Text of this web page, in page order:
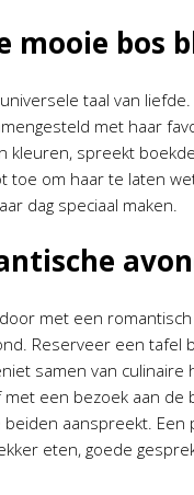
mooie bos
taal van
met haar
kleuren, spreekt
toe om haar te laten
dag speciaal maken.
met een
Reserveer een tafel
samen van culinaire
met een bezoek aan de
beiden aanspreekt. Een
eten, goede